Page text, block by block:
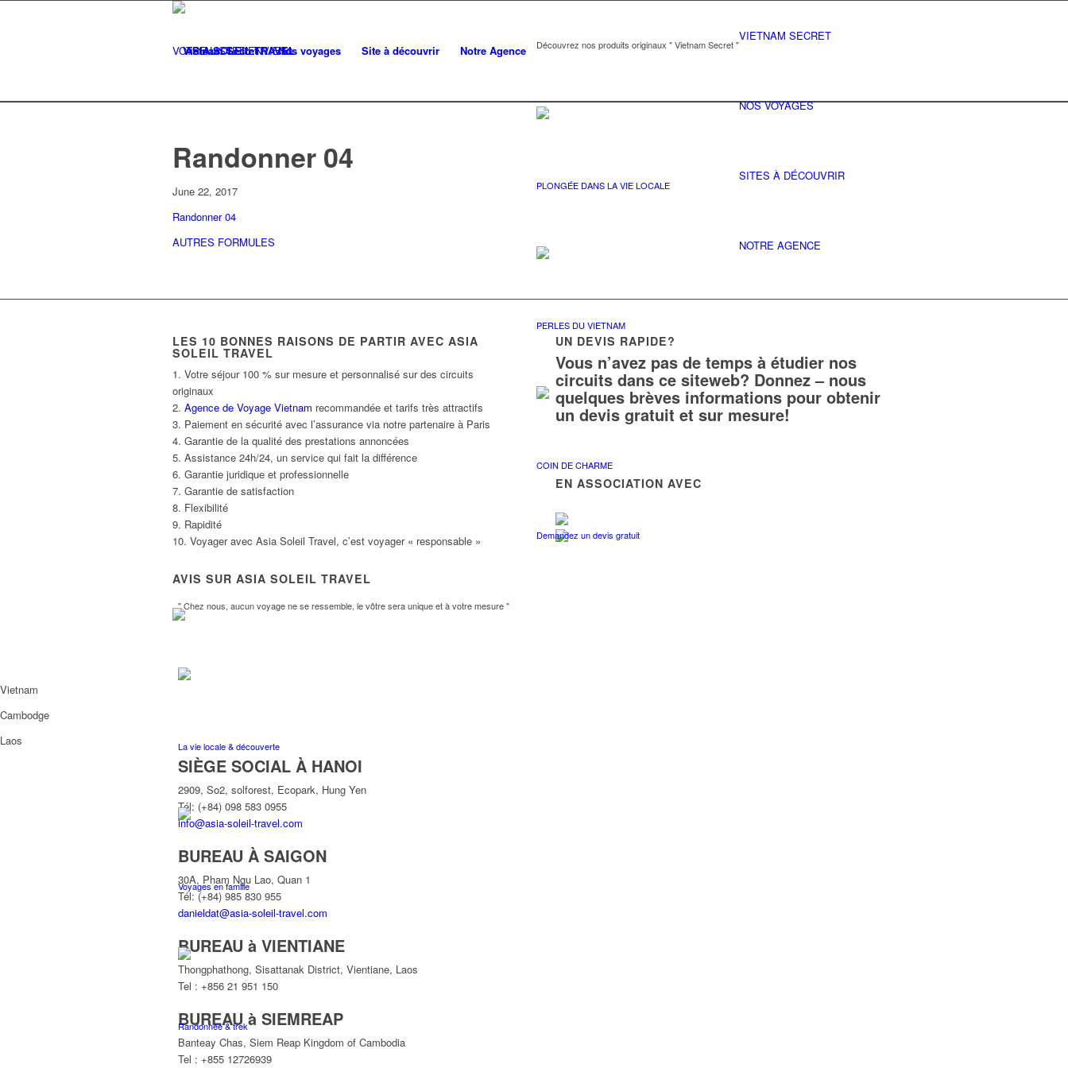
Vietnam Secret Nos voyages Site à découvrir Notre Agence
VIETNAM SECRET
Découvrez nos produits originaux " Vietnam Secret "
PLONGÉE DANS LA VIE LOCALE
PERLES DU VIETNAM
COIN DE CHARME
Demandez un devis gratuit
NOS VOYAGES
" Chez nous, aucun voyage ne se ressemble, le vôtre sera unique et à votre mesure "
La vie locale & découverte
Voyages en famille
Randonnée & trek
SITES À DÉCOUVRIR
NOTRE AGENCE
VOTRE LISTED'ENVIES0
Randonner 04
June 22, 2017
Randonner 04
AUTRES FORMULES
LES 10 BONNES RAISONS DE PARTIR AVEC ASIA
SOLEIL TRAVEL
1. Votre séjour 100 % sur mesure et personnalisé sur des circuits
originaux
2. Agence de Voyage Vietnam recommandée et tarifs très attractifs
3. Paiement en sécurité avec l’assurance via notre partenaire à Paris
4. Garantie de la qualité des prestations annoncées
5. Assistance 24h/24, un service qui fait la différence
6. Garantie juridique et professionnelle
7. Garantie de satisfaction
8. Flexibilité
9. Rapidité
10. Voyager avec Asia Soleil Travel, c’est voyager « responsable »
AVIS SUR ASIA SOLEIL TRAVEL
UN DEVIS RAPIDE?
Vous n’avez pas de temps à étudier nos
circuits dans ce siteweb? Donnez – nous
quelques brèves informations pour obtenir
un devis gratuit et sur mesure!
EN ASSOCIATION AVEC
Vietnam
Cambodge
Laos
SIÈGE SOCIAL À HANOI
2909, So2, solforest, Ecopark, Hung Yen
Tél: (+84) 098 583 0955
info@asia-soleil-travel.com
BUREAU À SAIGON
30A, Pham Ngu Lao, Quan 1
Tél: (+84) 985 830 955
danieldat@asia-soleil-travel.com
BUREAU à VIENTIANE
Thongphathong, Sisattanak District, Vientiane, Laos
Tel : +856 21 951 150
BUREAU à SIEMREAP
Banteay Chas, Siem Reap Kingdom of Cambodia
Tel : +855 12726939